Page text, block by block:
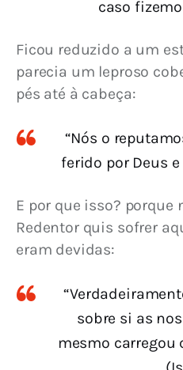
caso
Ficou reduzido a um
parecia um leproso
pés até à cabeça:
“Nós o
ferido por Deus
E por que isso? porque
Redentor quis sofrer
eram devidas:
sobre si as
mesmo carregou